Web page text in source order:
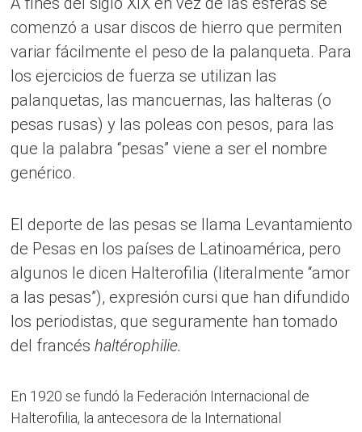
comenzó a usar discos de hierro que permiten
variar fácilmente el peso de la palanqueta. Para
los ejercicios de fuerza se utilizan las
palanquetas, las mancuernas, las halteras (o
pesas rusas) y las poleas con pesos, para las
que la palabra “pesas” viene a ser el nombre
genérico.
El deporte de las pesas se llama Levantamiento
de Pesas en los países de Latinoamérica, pero
algunos le dicen Halterofilia (literalmente “amor
a las pesas”), expresión cursi que han difundido
los periodistas, que seguramente han tomado
del francés haltérophilie.
En 1920 se fundó la Federación Internacional de
Halterofilia, la antecesora de la International